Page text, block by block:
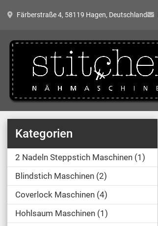
Färberstraße 4, 58119 Hagen, Deutschland
Kategorien
2 Nadeln Steppstich Maschinen 1
Blindstich Maschinen 2
Coverlock Maschinen 4
Hohlsaum Maschinen 1